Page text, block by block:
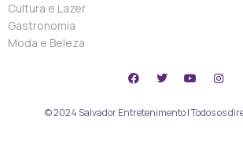
Cultura e Lazer
Gastronomia
Moda e Beleza
© 2024 Salvador Entretenimento | Todos os